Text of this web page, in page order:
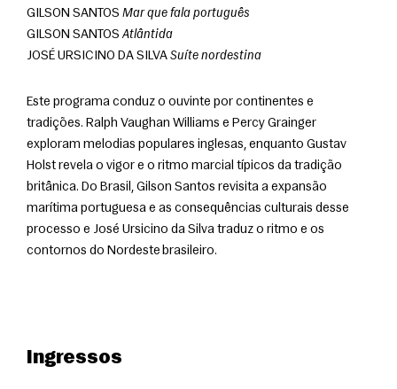
GILSON SANTOS Mar que fala português
GILSON SANTOS Atlântida
JOSÉ URSICINO DA SILVA Suíte nordestina
Este programa conduz o ouvinte por continentes e
tradições. Ralph Vaughan Williams e Percy Grainger
exploram melodias populares inglesas, enquanto Gustav
Holst revela o vigor e o ritmo marcial típicos da tradição
britânica. Do Brasil, Gilson Santos revisita a expansão
marítima portuguesa e as consequências culturais desse
processo e José Ursicino da Silva traduz o ritmo e os
contornos do Nordeste brasileiro.
Ingressos